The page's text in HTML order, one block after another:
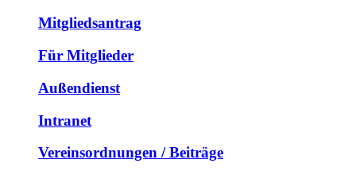
Mitgliedsantrag
Für Mitglieder
Außendienst
Intranet
Vereinsordnungen / Beiträge